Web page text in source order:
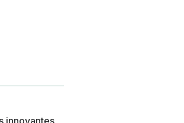
innovantes